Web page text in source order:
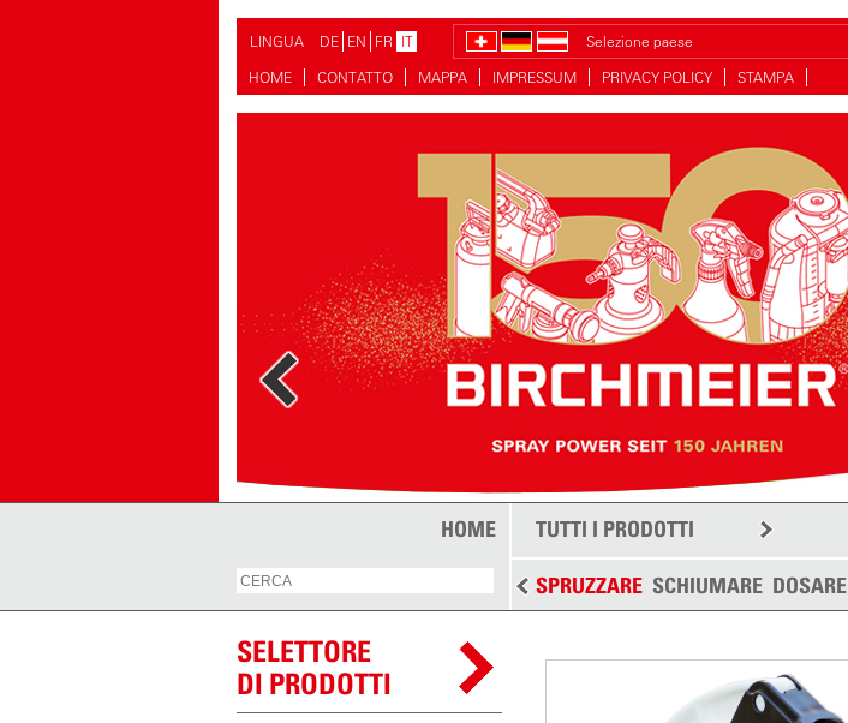
LINGUA DE EN FR IT
Selezione paese
HOME
CONTATTO MAPPA IMPRESSUM PRIVACY POLICY STAMPA
HOME TUTTI I PRODOTTI
SPRUZZARE SCHIUMARE DOSARE
SELETTORE
DI PRODOTTI